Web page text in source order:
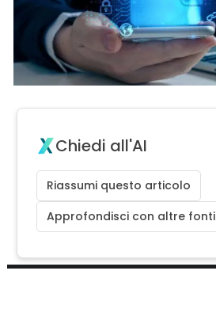
Chiedi all'AI
Riassumi questo articolo
Approfondisci con altre fonti